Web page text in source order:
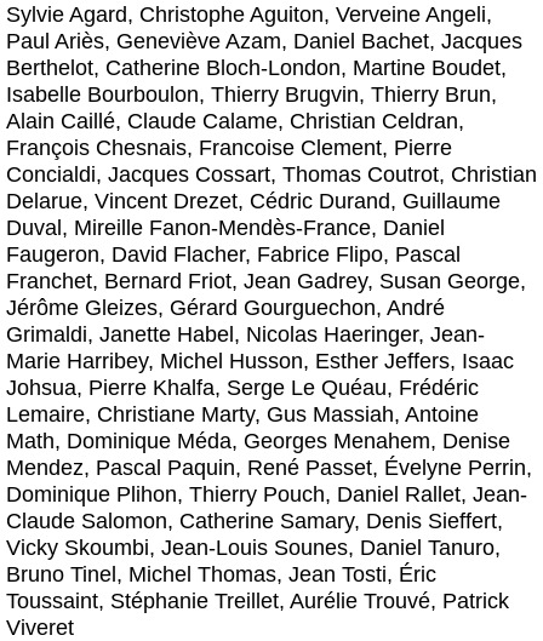
Sylvie Agard, Christophe Aguiton, Verveine Angeli,
Paul Ariès, Geneviève Azam, Daniel Bachet, Jacques
Berthelot, Catherine Bloch-London, Martine Boudet,
Isabelle Bourboulon, Thierry Brugvin, Thierry Brun,
Alain Caillé, Claude Calame, Christian Celdran,
François Chesnais, Francoise Clement, Pierre
Concialdi, Jacques Cossart, Thomas Coutrot, Christian
Delarue, Vincent Drezet, Cédric Durand, Guillaume
Duval, Mireille Fanon-Mendès-France, Daniel
Faugeron, David Flacher, Fabrice Flipo, Pascal
Franchet, Bernard Friot, Jean Gadrey, Susan George,
Jérôme Gleizes, Gérard Gourguechon, André
Grimaldi, Janette Habel, Nicolas Haeringer, Jean-
Marie Harribey, Michel Husson, Esther Jeffers, Isaac
Johsua, Pierre Khalfa, Serge Le Quéau, Frédéric
Lemaire, Christiane Marty, Gus Massiah, Antoine
Math, Dominique Méda, Georges Menahem, Denise
Mendez, Pascal Paquin, René Passet, Évelyne Perrin,
Dominique Plihon, Thierry Pouch, Daniel Rallet, Jean-
Claude Salomon, Catherine Samary, Denis Sieffert,
Vicky Skoumbi, Jean-Louis Sounes, Daniel Tanuro,
Bruno Tinel, Michel Thomas, Jean Tosti, Éric
Toussaint, Stéphanie Treillet, Aurélie Trouvé, Patrick
Viveret